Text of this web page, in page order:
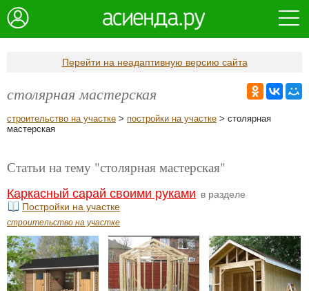
Перейти на неадаптивную версию сайта
столярная мастерская
строительство на участке > постройки на участке > столярная
мастерская
Статьи на тему "столярная мастерская"
Каркасный сарай своими руками в разделе
Постройки на участке
строительство на участке